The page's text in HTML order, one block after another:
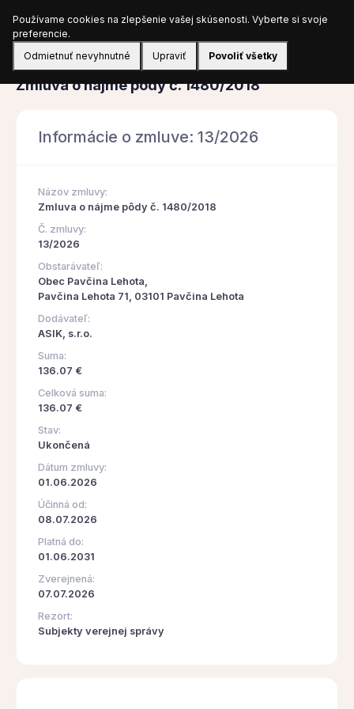
Prihlásiť sa
Zmluva
Zmluva o nájme pôdy č. 1480/2018
Informácie o zmluve: 13/2026
Názov zmluvy:
Zmluva o nájme pôdy č. 1480/2018
Č. zmluvy:
13/2026
Obstarávateľ:
Obec Pavčina Lehota,
Pavčina Lehota 71, 03101 Pavčina Lehota
Dodávateľ:
ASIK, s.r.o.
Suma:
136.07 €
Celková suma:
136.07 €
Stav:
Ukončená
Dátum zmluvy:
01.06.2026
Účinná od:
08.07.2026
Platná do:
01.06.2031
Zverejnená:
07.07.2026
Rezort:
Subjekty verejnej správy
Používame cookies na zlepšenie vašej skúsenosti. Vyberte si svoje
preferencie.
Odmietnuť nevyhnutné
Upraviť Povoliť všetky